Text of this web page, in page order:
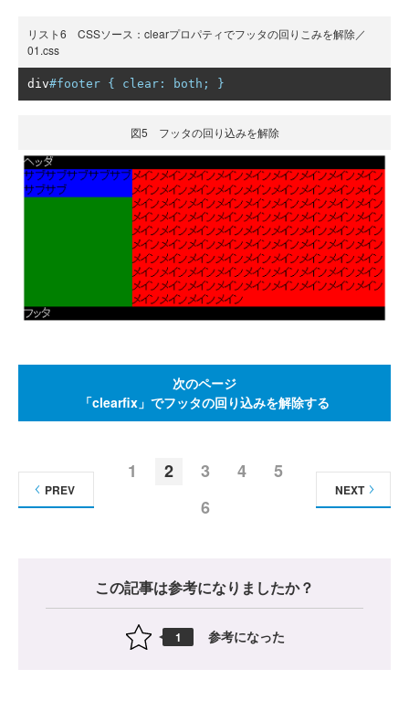
リスト6 CSSソース：clearプロパティでフッタの回りこみを解除／
01.css
div#footer { clear: both; }
図5 フッタの回り込みを解除
次のページ
「clearfix」でフッタの回り込みを解除する
1 2 3 4
5
6
PREV NEXT
この記事は参考になりましたか？
1 参考になった